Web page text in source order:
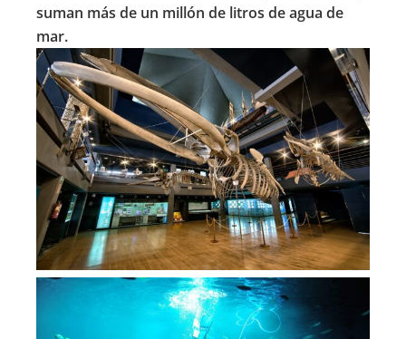
suman más de un millón de litros de agua de
mar.